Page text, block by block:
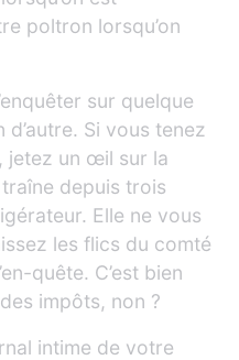
poltron lorsqu’on
sur quelque
d’autre. Si vous tenez
jetez un œil sur la
depuis trois
Elle ne vous
les flics du comté
quête. C’est bien
impôts, non ?
intime de votre